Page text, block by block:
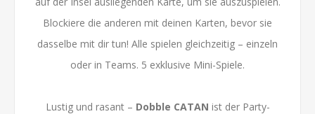
Blockiere die anderen mit deinen Karten, bevor sie
dasselbe mit dir tun! Alle spielen gleichzeitig – einzeln
oder in Teams. 5 exklusive Mini-Spiele.
Lustig und rasant – Dobble CATAN ist der Party-